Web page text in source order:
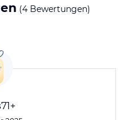
(4 Bewertungen)
71+